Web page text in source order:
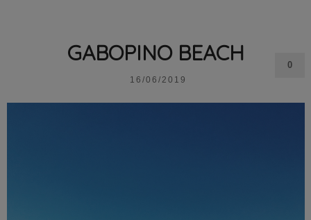
GABOPINO BEACH
16/06/2019
0